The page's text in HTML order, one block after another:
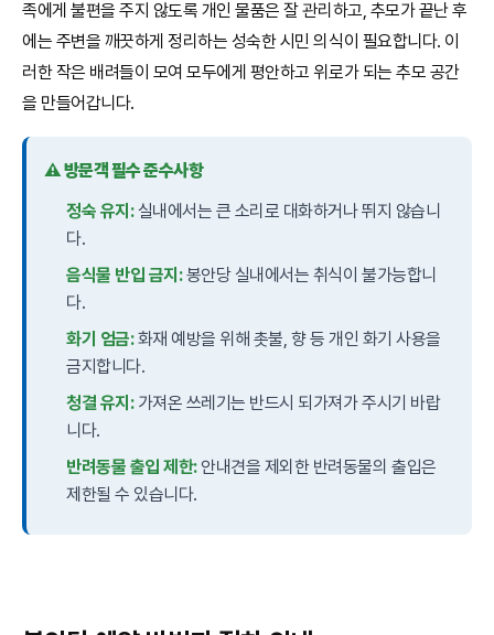
족에게 불편을 주지 않도록 개인 물품은 잘 관리하고, 추모가 끝난 후
에는 주변을 깨끗하게 정리하는 성숙한 시민 의식이 필요합니다. 이
러한 작은 배려들이 모여 모두에게 평안하고 위로가 되는 추모 공간
을 만들어갑니다.
⚠️ 방문객 필수 준수사항
정숙 유지:실내에서는 큰 소리로 대화하거나 뛰지 않습니
다.
음식물 반입 금지:봉안당 실내에서는 취식이 불가능합니
다.
화기 엄금:화재 예방을 위해 촛불, 향 등 개인 화기 사용을
금지합니다.
청결 유지:가져온 쓰레기는 반드시 되가져가 주시기 바랍
니다.
반려동물 출입 제한:안내견을 제외한 반려동물의 출입은
제한될 수 있습니다.